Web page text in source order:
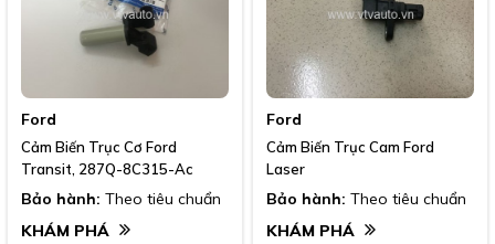
Ford
Cảm Biến Trục Cơ Ford
Transit, 287Q-8C315-Ac
Bảo hành: Theo tiêu chuẩn
KHÁM PHÁ
Ford
Cảm Biến Trục Cam Ford
Laser
Bảo hành: Theo tiêu chuẩn
KHÁM PHÁ